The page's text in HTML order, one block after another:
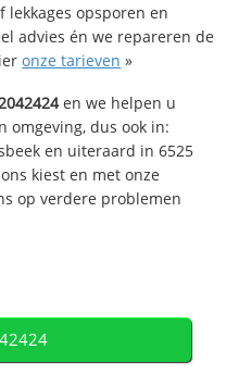
lekkages opsporen en
advies én we repareren de
onze tarieven »
en we helpen u
omgeving, dus ook in:
en uiteraard in 6525
kiest en met onze
op verdere problemen